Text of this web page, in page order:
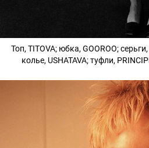
Топ, TITOVA; юбка, GOOROO;
колье, USHATAVA; туфли,